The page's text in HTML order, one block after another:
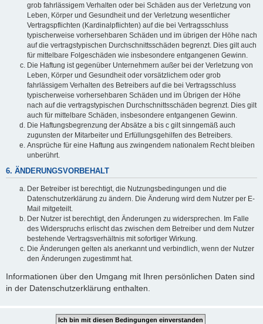
grob fahrlässigem Verhalten oder bei Schäden aus der Verletzung von
Leben, Körper und Gesundheit und der Verletzung wesentlicher
Vertragspflichten (Kardinalpflichten) auf die bei Vertragsschluss
typischerweise vorhersehbaren Schäden und im übrigen der Höhe nach
auf die vertragstypischen Durchschnittsschäden begrenzt. Dies gilt auch
für mittelbare Folgeschäden wie insbesondere entgangenen Gewinn.
Die Haftung ist gegenüber Unternehmern außer bei der Verletzung von
Leben, Körper und Gesundheit oder vorsätzlichem oder grob
fahrlässigem Verhalten des Betreibers auf die bei Vertragsschluss
typischerweise vorhersehbaren Schäden und im Übrigen der Höhe
nach auf die vertragstypischen Durchschnittsschäden begrenzt. Dies gilt
auch für mittelbare Schäden, insbesondere entgangenen Gewinn.
Die Haftungsbegrenzung der Absätze a bis c gilt sinngemäß auch
zugunsten der Mitarbeiter und Erfüllungsgehilfen des Betreibers.
Ansprüche für eine Haftung aus zwingendem nationalem Recht bleiben
unberührt.
6. ÄNDERUNGSVORBEHALT
Der Betreiber ist berechtigt, die Nutzungsbedingungen und die
Datenschutzerklärung zu ändern. Die Änderung wird dem Nutzer per E-
Mail mitgeteilt.
Der Nutzer ist berechtigt, den Änderungen zu widersprechen. Im Falle
des Widerspruchs erlischt das zwischen dem Betreiber und dem Nutzer
bestehende Vertragsverhältnis mit sofortiger Wirkung.
Die Änderungen gelten als anerkannt und verbindlich, wenn der Nutzer
den Änderungen zugestimmt hat.
Informationen über den Umgang mit Ihren persönlichen Daten sind
in der Datenschutzerklärung enthalten.